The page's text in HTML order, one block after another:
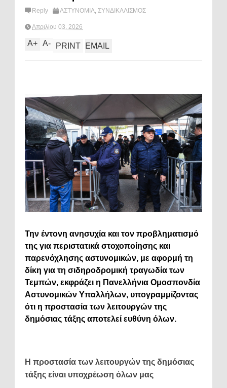
Reply ΑΣΤΥΝΟΜΙΑ, ΣΥΝΔΙΚΑΛΙΣΜΟΣ
Απριλίου 03, 2026
A+ A- PRINT EMAIL
Την έντονη ανησυχία και τον προβληματισμό
της για περιστατικά στοχοποίησης και
παρενόχλησης αστυνομικών, με αφορμή τη
δίκη για τη σιδηροδρομική τραγωδία των
Τεμπών, εκφράζει η Πανελλήνια Ομοσπονδία
Αστυνομικών Υπαλλήλων, υπογραμμίζοντας
ότι η προστασία των λειτουργών της
δημόσιας τάξης αποτελεί ευθύνη όλων.
Η προστασία των λειτουργών της δημόσιας
τάξης είναι υποχρέωση όλων μας